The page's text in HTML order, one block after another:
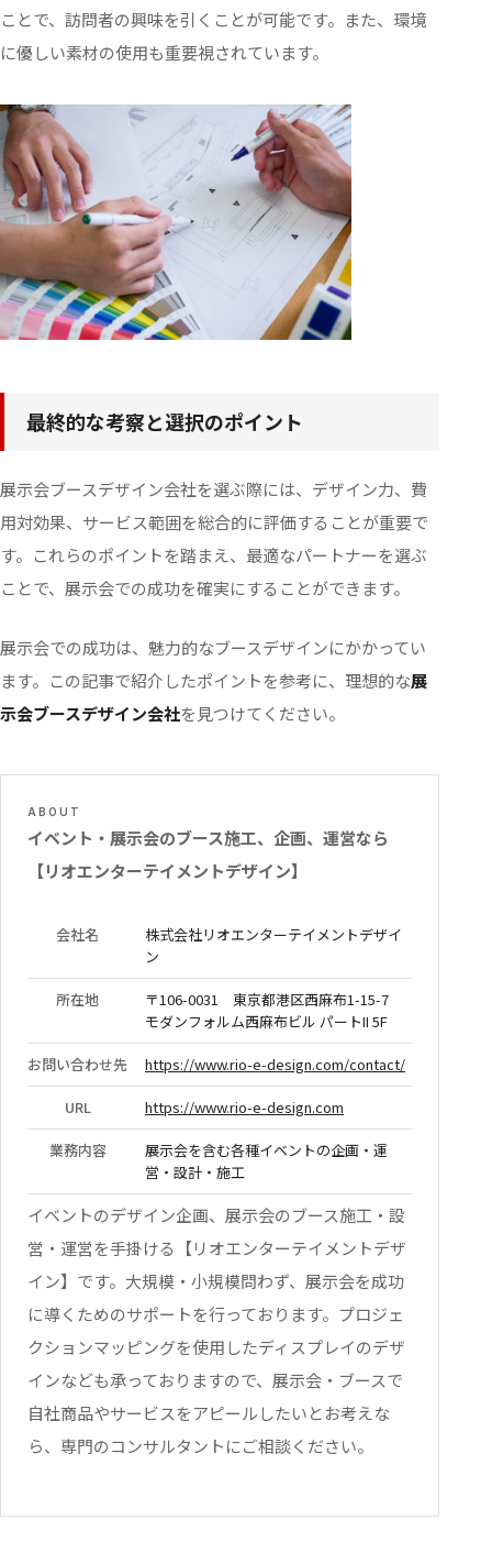
ABOUT
FEATURES
SERVICE
WORKS
INFORMATION
ことで、訪問者の興味を引くことが可能です。また、環境
に優しい素材の使用も重要視されています。
最終的な考察と選択のポイント
展示会ブースデザイン会社を選ぶ際には、デザイン力、費
用対効果、サービス範囲を総合的に評価することが重要で
す。これらのポイントを踏まえ、最適なパートナーを選ぶ
ことで、展示会での成功を確実にすることができます。
展示会での成功は、魅力的なブースデザインにかかってい
ます。この記事で紹介したポイントを参考に、理想的な展
示会ブースデザイン会社を見つけてください。
ABOUT
イベント・展示会のブース施工、企画、運営なら
【リオエンターテイメントデザイン】
会社名
株式会社リオエンターテイメントデザイ
ン
所在地
〒106-0031 東京都港区西麻布1-15-7
モダンフォルム西麻布ビル パートII 5F
お問い合わせ先 https://www.rio-e-design.com/contact/
URL https://www.rio-e-design.com
業務内容
展示会を含む各種イベントの企画・運
営・設計・施工
イベントのデザイン企画、展示会のブース施工・設
営・運営を手掛ける【リオエンターテイメントデザ
イン】です。大規模・小規模問わず、展示会を成功
に導くためのサポートを行っております。プロジェ
クションマッピングを使用したディスプレイのデザ
インなども承っておりますので、展示会・ブースで
自社商品やサービスをアピールしたいとお考えな
ら、専門のコンサルタントにご相談ください。